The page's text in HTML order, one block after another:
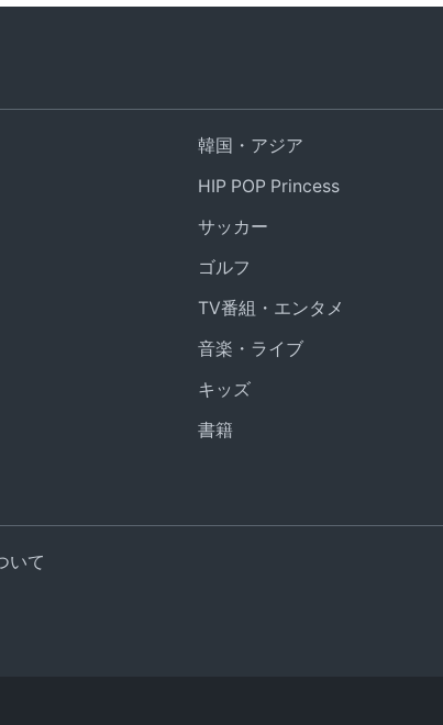
韓国・アジア
HIP POP Princess
サッカー
ゴルフ
TV番組・エンタメ
音楽・ライブ
キッズ
書籍
いて